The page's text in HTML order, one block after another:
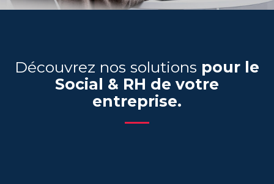
Découvrez nos solutions pour le
Social & RH de votre
entreprise.